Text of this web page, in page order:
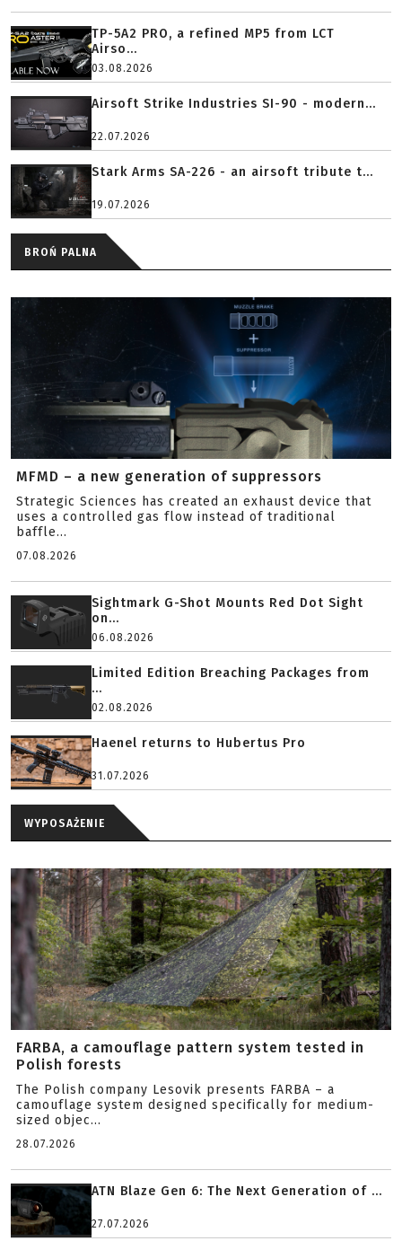
TP-5A2 PRO, a refined MP5 from LCT
Airso...
03.08.2026
Airsoft Strike Industries SI-90 - modern...
22.07.2026
Stark Arms SA-226 - an airsoft tribute t...
19.07.2026
BROŃ PALNA
MFMD – a new generation of suppressors
Strategic Sciences has created an exhaust device that
uses a controlled gas flow instead of traditional
baffle...
07.08.2026
Sightmark G-Shot Mounts Red Dot Sight
on...
06.08.2026
Limited Edition Breaching Packages from
...
02.08.2026
Haenel returns to Hubertus Pro
31.07.2026
WYPOSAŻENIE
FARBA, a camouflage pattern system tested in
Polish forests
The Polish company Lesovik presents FARBA – a
camouflage system designed specifically for medium-
sized objec...
28.07.2026
ATN Blaze Gen 6: The Next Generation of ...
27.07.2026